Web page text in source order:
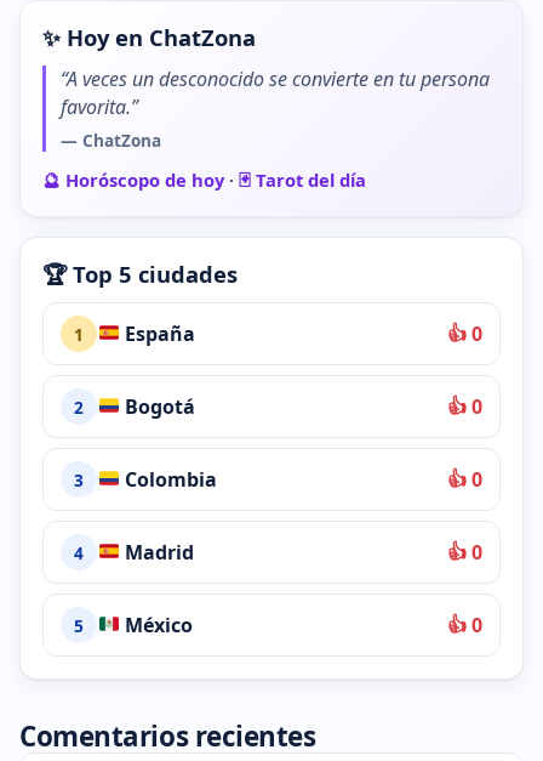
✨ Hoy en ChatZona
“A veces un desconocido se convierte en tu persona
favorita.”
— ChatZona
🔮 Horóscopo de hoy· 🃏 Tarot del día
🏆 Top 5 ciudades
1 España 👍 0
2 Bogotá 👍 0
3 Colombia 👍 0
4 Madrid 👍 0
5 México 👍 0
Comentarios recientes